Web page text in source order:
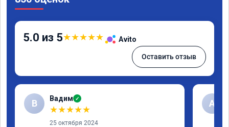
5.0 из 5★★★★★ Avito
Оставить отзыв
В Вадим ✓
★★★★★
25 октября 2024
А